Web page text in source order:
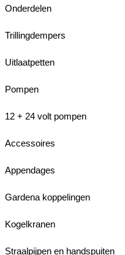
Onderdelen
Trillingdempers
Uitlaatpetten
Pompen
12 + 24 volt pompen
Accessoires
Appendages
Gardena koppelingen
Kogelkranen
Straalpijpen en handspuiten